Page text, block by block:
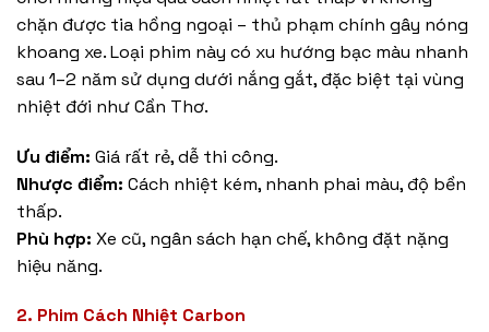
chặn được tia hồng ngoại – thủ phạm chính gây nóng
khoang xe. Loại phim này có xu hướng bạc màu nhanh
sau 1–2 năm sử dụng dưới nắng gắt, đặc biệt tại vùng
nhiệt đới như Cần Thơ.
Ưu điểm: Giá rất rẻ, dễ thi công.
Nhược điểm: Cách nhiệt kém, nhanh phai màu, độ bền
thấp.
Phù hợp: Xe cũ, ngân sách hạn chế, không đặt nặng
hiệu năng.
2. Phim Cách Nhiệt Carbon